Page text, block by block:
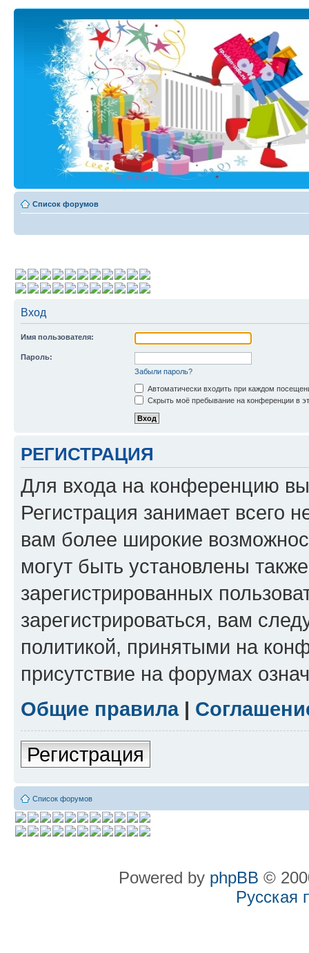
Список форумов
Вход
Имя пользователя:
Пароль:
Забыли пароль?
Автоматически входить при каждом
Скрыть моё пребывание на конференции в
РЕГИСТРАЦИЯ
Для входа на конференцию
Регистрация занимает всего
вам более широкие
могут быть установлены
зарегистрированных
зарегистрироваться, вам
политикой, принятыми на
присутствие на форумах
Общие правила|
Регистрация
Список форумов
Powered by phpBB ©
Русская